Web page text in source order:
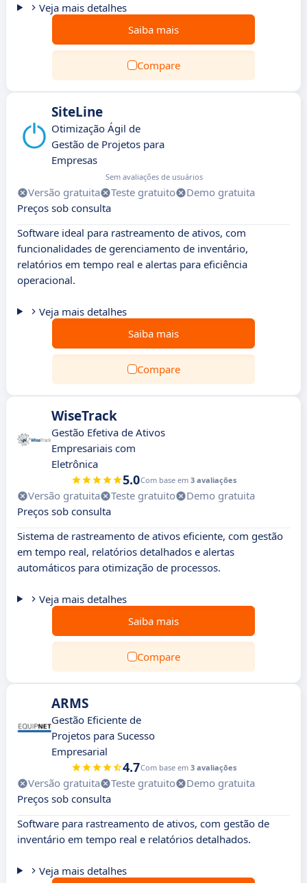
Veja mais detalhes
Saiba mais
Compare
SiteLine
Otimização Ágil de
Gestão de Projetos para
Empresas
Sem avaliações de usuários
Versão gratuita Teste gratuito
Demo gratuita
Preços sob consulta
Software ideal para rastreamento de ativos, com
funcionalidades de gerenciamento de inventário,
relatórios em tempo real e alertas para eficiência
operacional.
Veja mais detalhes
Saiba mais
Compare
WiseTrack
Gestão Efetiva de Ativos
Empresariais com
Eletrônica
5.0Com base em 3 avaliações
Versão gratuita Teste gratuito
Demo gratuita
Preços sob consulta
Sistema de rastreamento de ativos eficiente, com gestão
em tempo real, relatórios detalhados e alertas
automáticos para otimização de processos.
Veja mais detalhes
Saiba mais
Compare
ARMS
Gestão Eficiente de
Projetos para Sucesso
Empresarial
4.7Com base em 3 avaliações
Versão gratuita Teste gratuito
Demo gratuita
Preços sob consulta
Software para rastreamento de ativos, com gestão de
inventário em tempo real e relatórios detalhados.
Veja mais detalhes